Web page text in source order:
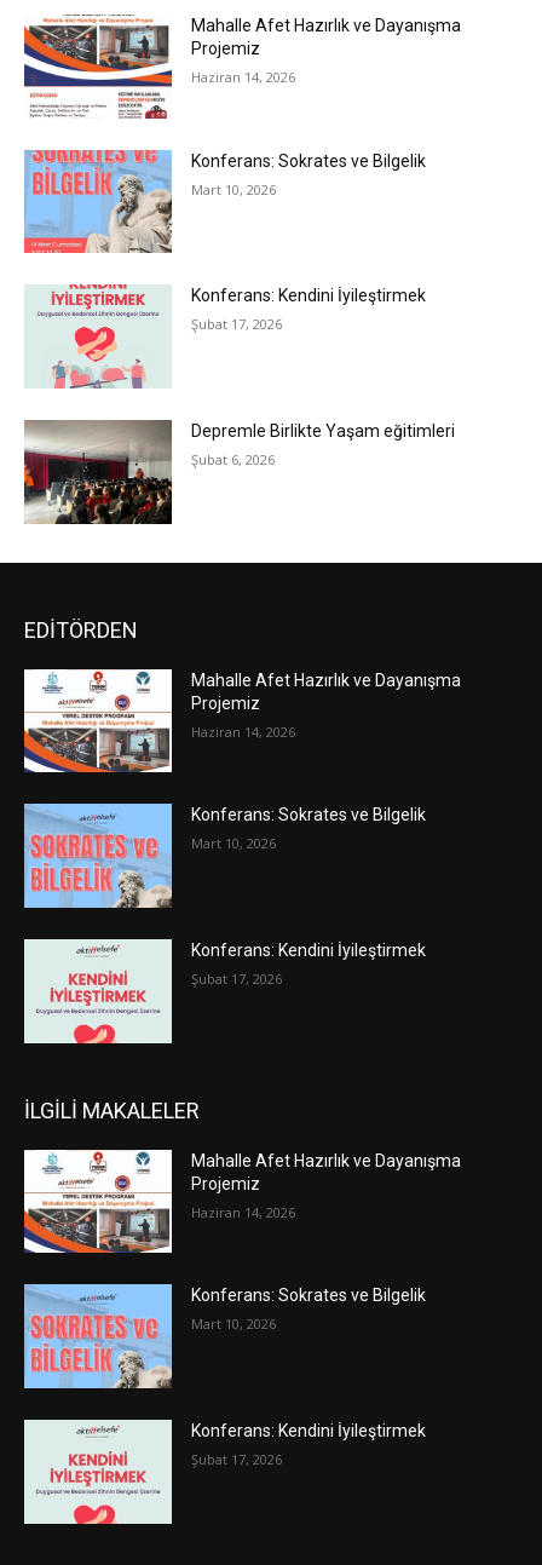
Mahalle Afet Hazırlık ve Dayanışma
Projemiz
Haziran 14, 2026
Konferans: Sokrates ve Bilgelik
Mart 10, 2026
Konferans: Kendini İyileştirmek
Şubat 17, 2026
Depremle Birlikte Yaşam eğitimleri
Şubat 6, 2026
EDİTÖRDEN
Mahalle Afet Hazırlık ve Dayanışma
Projemiz
Haziran 14, 2026
Konferans: Sokrates ve Bilgelik
Mart 10, 2026
Konferans: Kendini İyileştirmek
Şubat 17, 2026
İLGİLİ MAKALELER
Mahalle Afet Hazırlık ve Dayanışma
Projemiz
Haziran 14, 2026
Konferans: Sokrates ve Bilgelik
Mart 10, 2026
Konferans: Kendini İyileştirmek
Şubat 17, 2026